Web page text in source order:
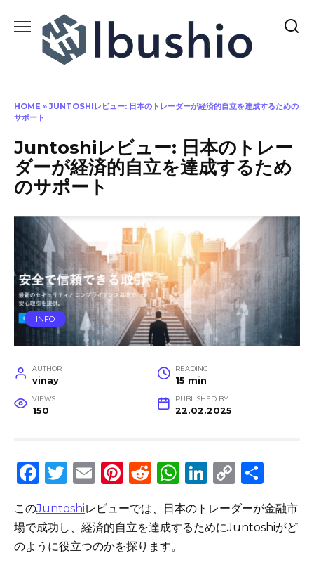
content
HOME »JUNTOSHIレビュー: 日本のトレーダーが経済的自立を達成するための
サポート
Juntoshiレビュー: 日本のトレー
ダーが経済的自立を達成するため
のサポート
INFO
AUTHOR
vinay
READING
15 min
VIEWS
150
PUBLISHED BY
22.02.2025
F
c
e
T
it
te
E
ai
l
Pi
te
re
R
d
di
W
h
a
ts
Li
k
e
C
p
y
ar
e
このJuntoshiレビューでは、日本のトレーダーが金融市
場で成功し、経済的自立を達成するためにJuntoshiがど
のように役立つのかを探ります。